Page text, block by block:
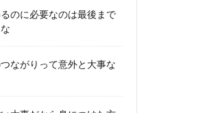
のに必要なのは最後まで
ながりって意外と大事な